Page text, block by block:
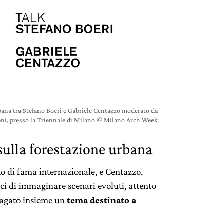
tra Stefano Boeri e Gabriele Centazzo moderato da
presso la Triennale di Milano © Milano Arch Week
forestazione urbana
di fama internazionale, e Centazzo,
di immaginare scenari evoluti, attento
insieme un tema destinato a